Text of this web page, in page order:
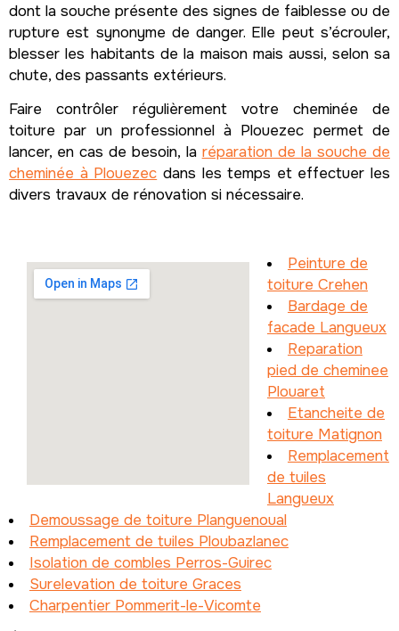
dont la souche présente des signes de faiblesse ou de
rupture est synonyme de danger. Elle peut s’écrouler,
blesser les habitants de la maison mais aussi, selon sa
chute, des passants extérieurs.
Faire contrôler régulièrement votre cheminée de
toiture par un professionnel à Plouezec permet de
lancer, en cas de besoin, la réparation de la souche de
cheminée à Plouezec dans les temps et effectuer les
divers travaux de rénovation si nécessaire.
Peinture de
toiture Crehen
Bardage de
facade Langueux
Reparation
pied de cheminee
Plouaret
Etancheite de
toiture Matignon
Remplacement
de tuiles
Langueux
Demoussage de toiture Planguenoual
Remplacement de tuiles Ploubazlanec
Isolation de combles Perros-Guirec
Surelevation de toiture Graces
Charpentier Pommerit-le-Vicomte